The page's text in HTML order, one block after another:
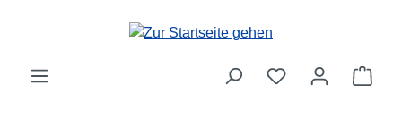
Zum Hauptinhalt springen